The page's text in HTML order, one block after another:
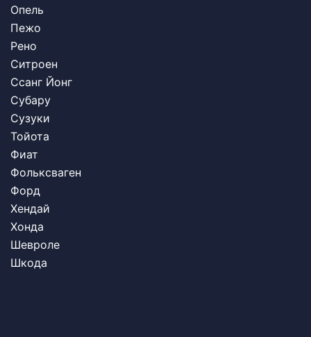
Опель
Пежо
Рено
Ситроен
Ссанг Йонг
Субару
Сузуки
Тойота
Фиат
Фольксваген
Форд
Хендай
Хонда
Шевроле
Шкода